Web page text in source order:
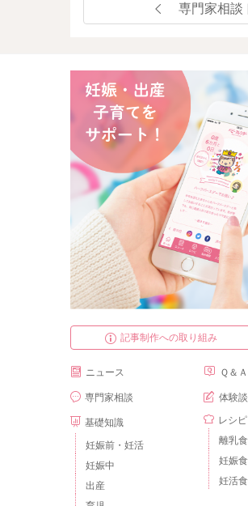
専門家相談
記事制作への取り組み
ニュース
専門家相談
基礎知識
妊娠前・妊活
妊娠中
出産
Ｑ＆Ａ
体験談
レシピ
離乳
妊娠
妊活